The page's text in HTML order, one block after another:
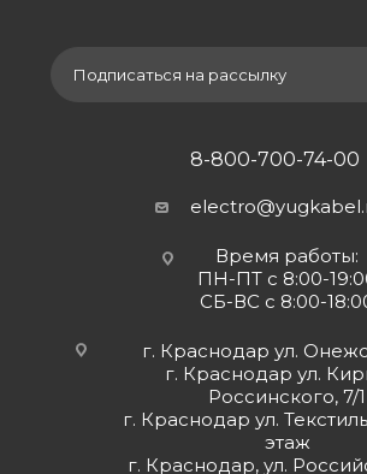
Подписаться на рассылку
8-800-700-74-00
Время работы:
ПН-ПТ с 8:00-
СБ-ВС с 8:00-
г. Краснодар ул.
г. Краснодар ул.
Россинского, 7/1
г. Краснодар ул.
этаж
г. Краснодар, ул.